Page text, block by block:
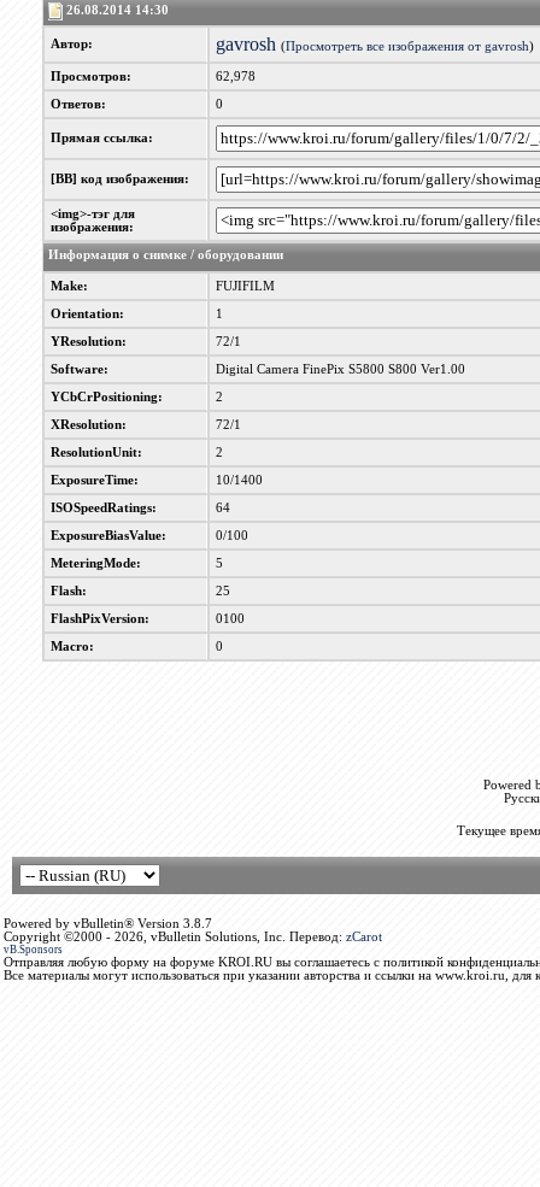
26.08.2014 14:30
Автор: gavrosh (Просмотреть все изображения от gavrosh)
Просмотров: 62,978
Ответов: 0
Прямая ссылка:
[BB] код изображения:
<img>-тэг для
изображения:
Информация о снимке / оборудовании
Make: FUJIFILM
Orientation: 1
YResolution: 72/1
Software: Digital Camera FinePix S5800 S800 Ver1.00
YCbCrPositioning: 2
XResolution: 72/1
ResolutionUnit: 2
ExposureTime: 10/1400
ISOSpeedRatings: 64
ExposureBiasValue: 0/100
MeteringMode: 5
Flash: 25
FlashPixVersion: 0100
Macro: 0
Powered
Текущее
Powered by vBulletin® Version 3.8.7
Copyright ©2000 - 2026, vBulletin Solutions, Inc. Перевод: zCarot
vB.Sponsors
Отправляя любую форму на форуме KROI.RU вы соглашаетесь с политикой
Все материалы могут использоваться при указании авторства и ссылки на www.kroi.ru, для